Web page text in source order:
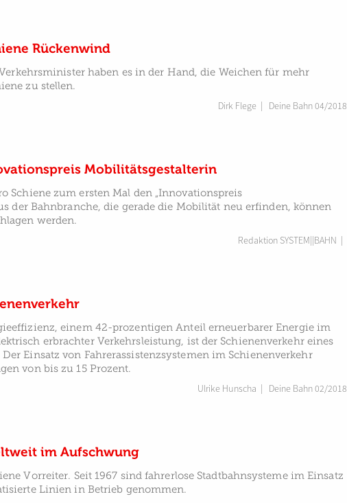
Rückenwind
haben es in der Hand, die Weichen für mehr
zu stellen.
Dirk Flege Deine Bahn 04/2018
Mobilitätsgestalterin
Schiene zum ersten Mal den „Innovationspreis
der Bahnbranche, die gerade die Mobilität neu erfinden, können
werden.
Redaktion SYSTEM||BAHN
einem 42-prozentigen Anteil erneuerbarer Energie im
erbrachter Verkehrsleistung, ist der Schienenverkehr eines
Einsatz von Fahrerassistenzsystemen im Schienenverkehr
von bis zu 15 Prozent.
Ulrike Hunscha Deine Bahn 02/2018
im Aufschwung
Vorreiter. Seit 1967 sind fahrerlose Stadtbahnsysteme im Einsatz
Linien in Betrieb genommen.